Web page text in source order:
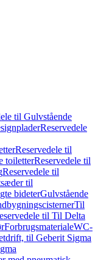
til Gulvstående
Reservedele
Reservedele til
toiletterReservedele til
Reservedele til
til
bideterGulvstående
Til
til Til Delta
ForbrugsmaterialeWC-
til Geberit Sigma